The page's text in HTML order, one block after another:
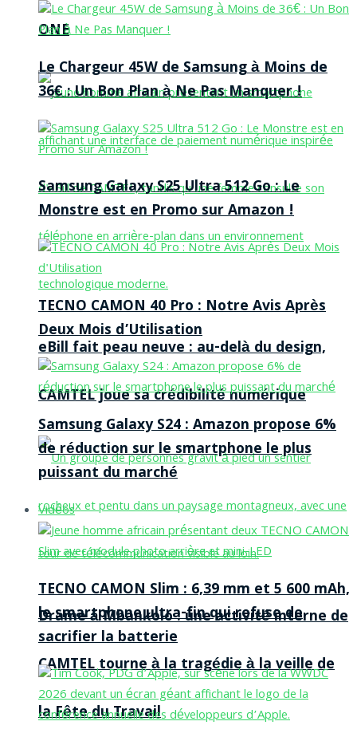
ONE
eBill fait peau neuve : au-delà du design,
CAMTEL joue sa crédibilité numérique
Drame à Mbankolo : une activité interne de
CAMTEL tourne à la tragédie à la veille de
la Fête du Travail
Le Chargeur 45W de Samsung à Moins de
36€ : Un Bon Plan à Ne Pas Manquer !
Samsung Galaxy S25 Ultra 512 Go : Le
Monstre est en Promo sur Amazon !
TECNO CAMON 40 Pro : Notre Avis Après
Deux Mois d’Utilisation
Samsung Galaxy S24 : Amazon propose 6%
de réduction sur le smartphone le plus
puissant du marché
Vidéos
TECNO CAMON Slim : 6,39 mm et 5 600 mAh,
le smartphone ultra-fin qui refuse de
sacrifier la batterie